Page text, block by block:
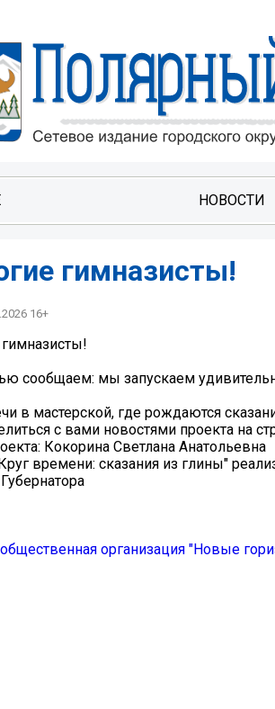
НОВОСТИ
гимназисты!
16+
сообщаем: мы запускаем
в мастерской, где рождаются
с вами новостями проекта на
Кокорина Светлана Анатольевна
времени: сказания из глины"
организация "Новые